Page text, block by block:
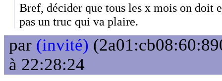
Bref, décider que tous les x mois on doit
pas un truc qui va plaire.
par (invité)
à 22:28:24